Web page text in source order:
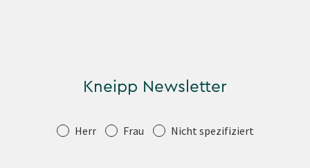
Kneipp Newsletter
Anrede Herr Frau Nicht spezifiziert